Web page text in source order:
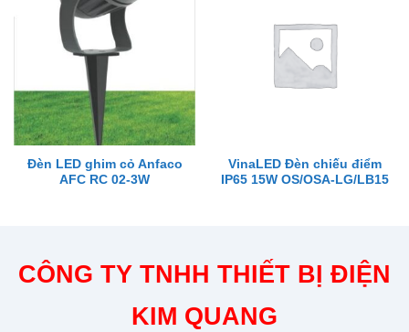
Đèn LED ghim cỏ Anfaco
AFC RC 02-3W
VinaLED Đèn chiếu điểm
IP65 15W OS/OSA-LG/LB15
CÔNG TY TNHH THIẾT BỊ ĐIỆN
KIM QUANG